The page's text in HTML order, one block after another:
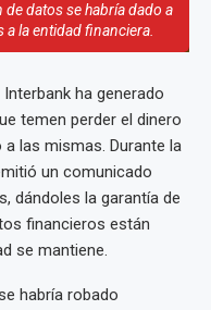
de datos se habría dado a
la entidad financiera.
ha generado
temen perder el dinero
las mismas. Durante la
un comunicado
dándoles la garantía de
financieros están
se mantiene.
habría robado